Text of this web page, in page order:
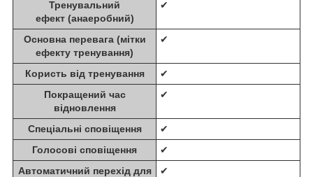
Тренувальний
ефект (анаеробний)
✔
Основна перевага (мітки
ефекту тренування)
✔
Користь від тренування
✔
Покращений час
відновлення
✔
Спеціальні сповіщення
✔
Голосові сповіщення
✔
Автоматичний перехід для
✔